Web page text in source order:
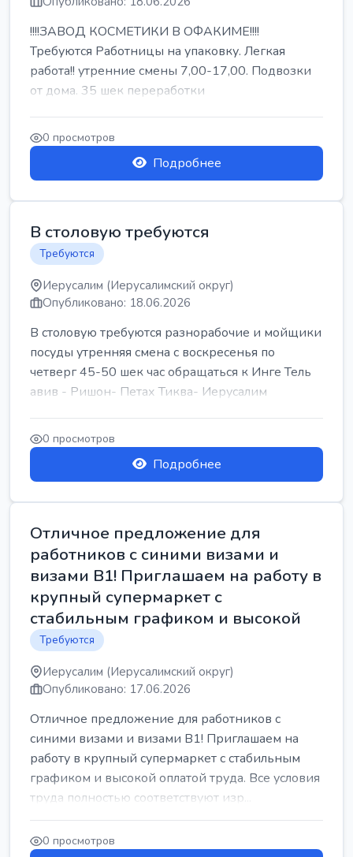
!!!!ЗАВОД КОСМЕТИКИ В ОФАКИМЕ!!!!
Требуются Работницы на упаковку. Легкая
работа!! утренние смены 7,00-17,00. Подвозки
от дома. 35 шек переработки
0 просмотров
Подробнее
В столовую требуются
Требуются
Иерусалим (Иерусалимский округ)
Опубликовано: 18.06.2026
В столовую требуются разнорабочие и мойщики
посуды утренняя смена с воскресенья по
четверг 45-50 шек час обращаться к Инге Тель
авив - Ришон- Петах Тиква- Иерусалим
0 просмотров
Подробнее
Отличное предложение для
работников с синими визами и
визами B1! Приглашаем на работу в
крупный супермаркет с
стабильным графиком и высокой
Требуются
Иерусалим (Иерусалимский округ)
Опубликовано: 17.06.2026
Отличное предложение для работников с
синими визами и визами B1! Приглашаем на
работу в крупный супермаркет с стабильным
графиком и высокой оплатой труда. Все условия
труда полностью соответствуют изр...
0 просмотров